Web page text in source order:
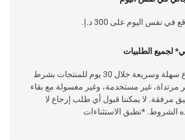
نفس اليوم على 300 د.إ.
لجميع الطلبيات
خدمة إرجاع سهلة وسريعة خلال 30 يوم للمنتجات بشرط
مرتداة، غير مستخدمة، وغير مغسولة مع بقاء
مرفقة. لا يمكننا قبول أي طلب إرجاع لا
الشروط. *تطبق الاستثناءات